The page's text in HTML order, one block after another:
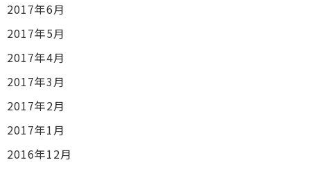
2017年6月
2017年5月
2017年4月
2017年3月
2017年2月
2017年1月
2016年12月